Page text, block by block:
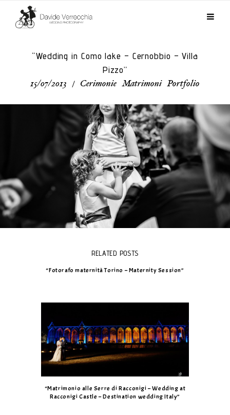
“Wedding in Como lake – Cernobbio – Villa
Pizzo”
15/07/2013 / Cerimonie Matrimoni Portfolio
RELATED POSTS
“Fotorafo maternità Torino – Maternity Session”
“Matrimonio alle Serre di Racconigi – Wedding at
Racconigi Castle – Destination wedding Italy”